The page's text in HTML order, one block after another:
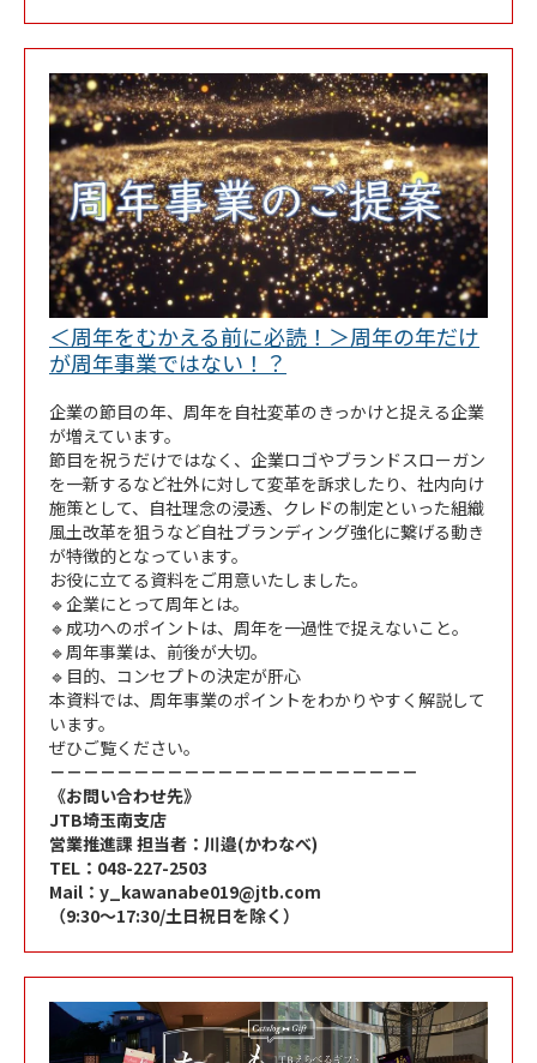
＜周年をむかえる前に必読！＞周年の年だけ
が周年事業ではない！？
企業の節目の年、周年を自社変革のきっかけと捉える企業
が増えています。
節目を祝うだけではなく、企業ロゴやブランドスローガン
を一新するなど社外に対して変革を訴求したり、社内向け
施策として、自社理念の浸透、クレドの制定といった組織
風土改革を狙うなど自社ブランディング強化に繋げる動き
が特徴的となっています。
お役に立てる資料をご用意いたしました。
🔹企業にとって周年とは。
🔹成功へのポイントは、周年を一過性で捉えないこと。
🔹周年事業は、前後が大切。
🔹目的、コンセプトの決定が肝心
本資料では、周年事業のポイントをわかりやすく解説して
います。
ぜひご覧ください。
－－－－－－－－－－－－－－－－－－－－－－
《お問い合わせ先》
JTB埼玉南支店
営業推進課 担当者：川邉(かわなべ)
TEL：048-227-2503
Mail：y_kawanabe019@jtb.com
（9:30～17:30/土日祝日を除く）